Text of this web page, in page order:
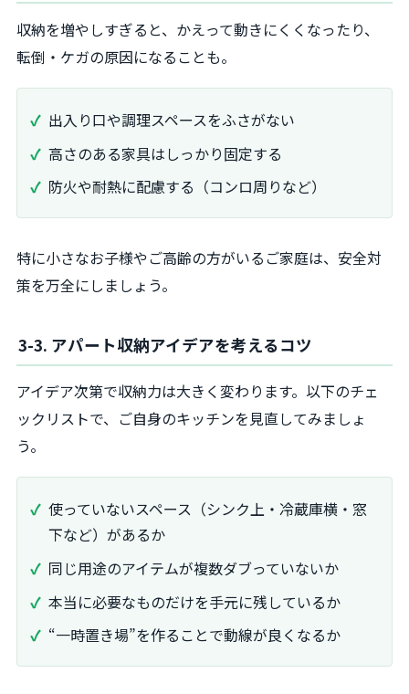
収納を増やしすぎると、かえって動きにくくなったり、
転倒・ケガの原因になることも。
出入り口や調理スペースをふさがない
高さのある家具はしっかり固定する
防火や耐熱に配慮する（コンロ周りなど）
特に小さなお子様やご高齢の方がいるご家庭は、安全対
策を万全にしましょう。
3-3. アパート収納アイデアを考えるコツ
アイデア次第で収納力は大きく変わります。以下のチェ
ックリストで、ご自身のキッチンを見直してみましょ
う。
使っていないスペース（シンク上・冷蔵庫横・窓
下など）があるか
同じ用途のアイテムが複数ダブっていないか
本当に必要なものだけを手元に残しているか
“一時置き場”を作ることで動線が良くなるか